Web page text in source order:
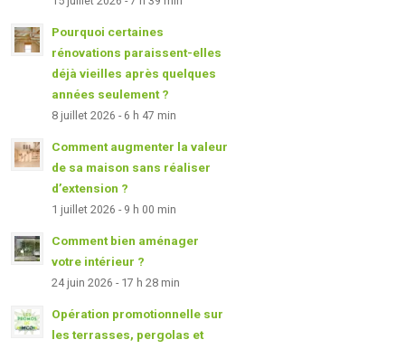
Pourquoi certaines
rénovations paraissent-elles
déjà vieilles après quelques
années seulement ?
8 juillet 2026 - 6 h 47 min
Comment augmenter la valeur
de sa maison sans réaliser
d’extension ?
1 juillet 2026 - 9 h 00 min
Comment bien aménager
votre intérieur ?
24 juin 2026 - 17 h 28 min
Opération promotionnelle sur
les terrasses, pergolas et